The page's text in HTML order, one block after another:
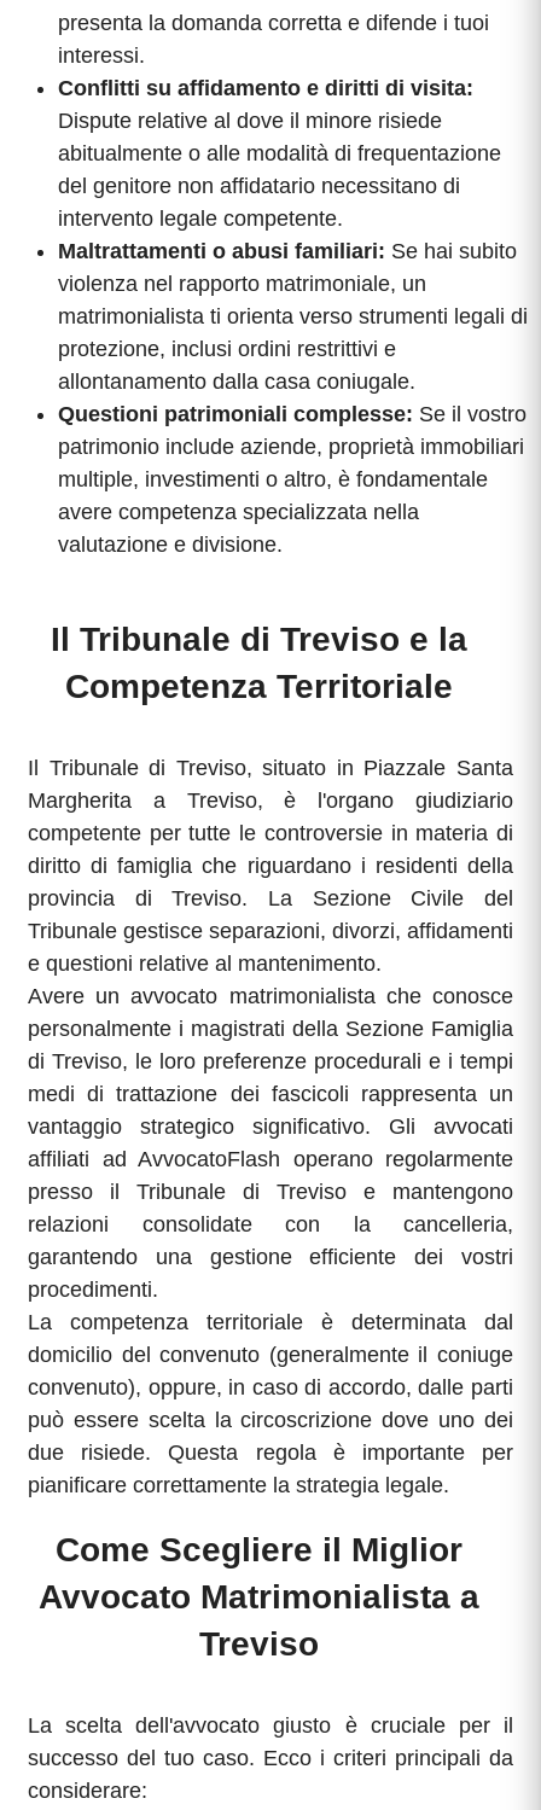
presenta la domanda corretta e difende i tuoi
interessi.
Conflitti su affidamento e diritti di visita:
Dispute relative al dove il minore risiede
abitualmente o alle modalità di frequentazione
del genitore non affidatario necessitano di
intervento legale competente.
Maltrattamenti o abusi familiari: Se hai subito
violenza nel rapporto matrimoniale, un
matrimonialista ti orienta verso strumenti legali di
protezione, inclusi ordini restrittivi e
allontanamento dalla casa coniugale.
Questioni patrimoniali complesse: Se il vostro
patrimonio include aziende, proprietà immobiliari
multiple, investimenti o altro, è fondamentale
avere competenza specializzata nella
valutazione e divisione.
Il Tribunale di Treviso e la
Competenza Territoriale
Il Tribunale di Treviso, situato in Piazzale Santa
Margherita a Treviso, è l'organo giudiziario
competente per tutte le controversie in materia di
diritto di famiglia che riguardano i residenti della
provincia di Treviso. La Sezione Civile del
Tribunale gestisce separazioni, divorzi, affidamenti
e questioni relative al mantenimento.
Avere un avvocato matrimonialista che conosce
personalmente i magistrati della Sezione Famiglia
di Treviso, le loro preferenze procedurali e i tempi
medi di trattazione dei fascicoli rappresenta un
vantaggio strategico significativo. Gli avvocati
affiliati ad AvvocatoFlash operano regolarmente
presso il Tribunale di Treviso e mantengono
relazioni consolidate con la cancelleria,
garantendo una gestione efficiente dei vostri
procedimenti.
La competenza territoriale è determinata dal
domicilio del convenuto (generalmente il coniuge
convenuto), oppure, in caso di accordo, dalle parti
può essere scelta la circoscrizione dove uno dei
due risiede. Questa regola è importante per
pianificare correttamente la strategia legale.
Come Scegliere il Miglior
Avvocato Matrimonialista a
Treviso
La scelta dell'avvocato giusto è cruciale per il
successo del tuo caso. Ecco i criteri principali da
considerare: